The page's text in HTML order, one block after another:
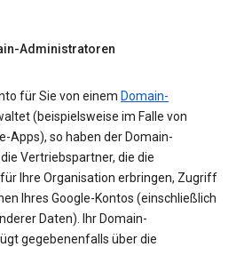
Administratoren
für Sie von einem Domain-
(beispielsweise im Falle von
Apps), so haben der Domain-
Vertriebspartner, die die
Ihre Organisation erbringen, Zugriff
Ihres Google-Kontos (einschließlich
Daten). Ihr Domain-
gegebenenfalls über die